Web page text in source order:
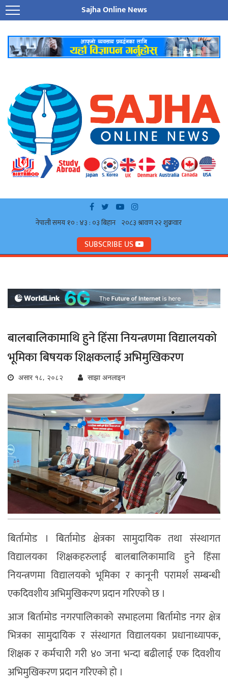
Sajha Online News
SUBSCRIBE US
बालबालिकामाथि हुने हिंसा नियन्त्रणमा विद्यालयको
भूमिका बिषयक शिक्षकलाई अभिमुखिकरण
असार १८, २०८२ साझा अनलाइन
बिर्तामोड । बिर्तामोड क्षेत्रका सामुदायिक तथा संस्थागत
विद्यालयका शिक्षकहरुलाई बालबालिकामाथि हुने हिंसा
नियन्त्रणमा विद्यालयको भूमिका र कानूनी परामर्श सम्बन्धी
एकदिवशीय अभिमुखिकरण प्रदान गरिएको छ ।
आज बिर्तामोड नगरपालिकाको सभाहलमा बिर्तामोड नगर क्षेत्र
भित्रका सामुदायिक र संस्थागत विद्यालयका प्रधानाध्यापक,
शिक्षक र कर्मचारी गरी ४० जना भन्दा बढीलाई एक दिवशीय
अभिमुखिकरण प्रदान गरिएको हो ।